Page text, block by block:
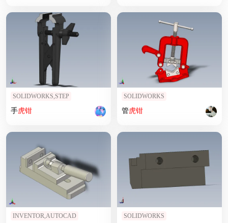
SOLIDWORKS,STEP
手虎钳
SOLIDWORKS
管虎钳
INVENTOR,AUTOCAD SOLIDWORKS